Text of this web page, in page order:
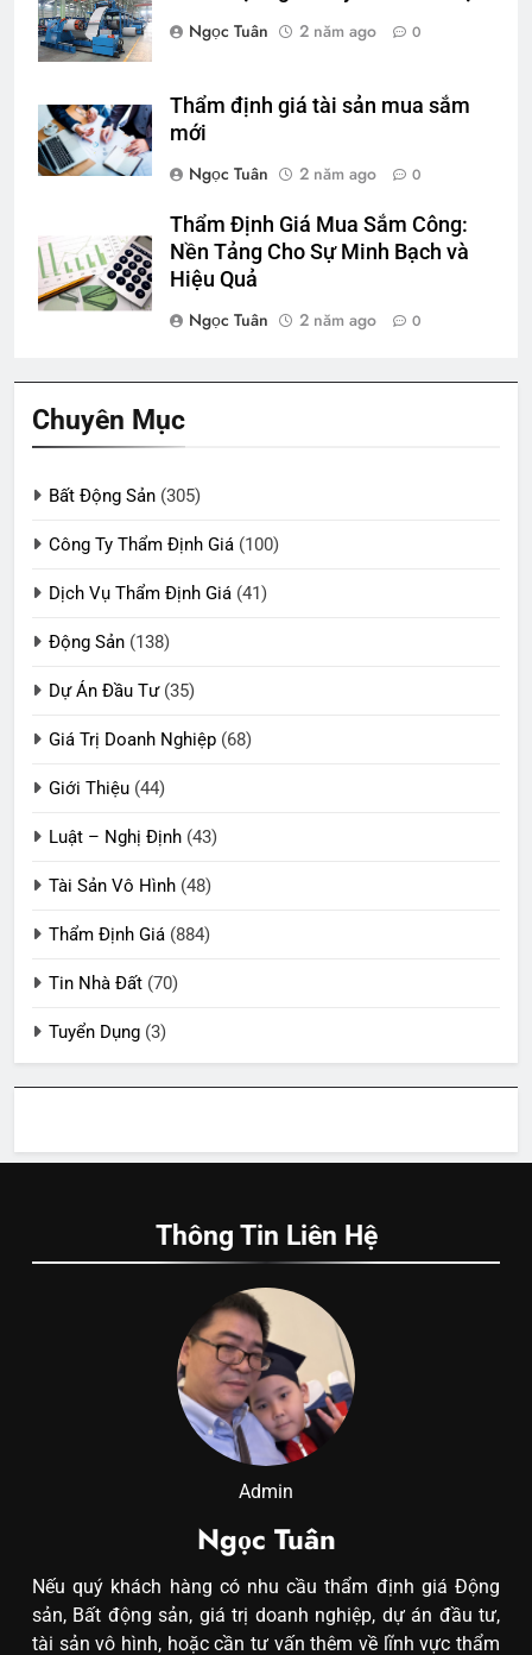
Ngọc Tuân
2 năm ago 0
Thẩm định giá tài sản mua sắm
mới
Ngọc Tuân
2 năm ago 0
Thẩm Định Giá Mua Sắm Công:
Nền Tảng Cho Sự Minh Bạch và
Hiệu Quả
Ngọc Tuân
2 năm ago 0
Chuyên Mục
Bất Động Sản (305)
Công Ty Thẩm Định Giá (100)
Dịch Vụ Thẩm Định Giá (41)
Động Sản (138)
Dự Án Đầu Tư(35)
Giá Trị Doanh Nghiệp (68)
Giới Thiệu (44)
Luật – Nghị Định (43)
Tài Sản Vô Hình (48)
Thẩm Định Giá (884)
Tin Nhà Đất (70)
Tuyển Dụng (3)
Thông Tin Liên Hệ
Admin
Ngọc Tuân
Nếu quý khách hàng có nhu cầu thẩm định giá Động
sản, Bất động sản, giá trị doanh nghiệp, dự án đầu tư,
tài sản vô hình, hoặc cần tư vấn thêm về lĩnh vực thẩm